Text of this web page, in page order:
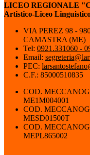
LICEO REGIONALE
Artistico-Liceo
VIA PEREZ 98 -
CAMASTRA (ME)
Tel: 0921.331060 -
Email:
PEC:
C.F.: 85000510835
COD.
ME1M004001
COD.
MESD01500T
COD.
MEPL865002